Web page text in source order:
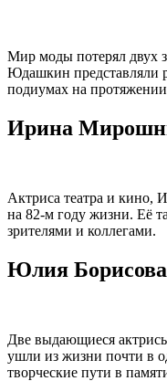
Мир моды потерял двух
Юдашкин представляли
подиумах на протяжении
Ирина
Актриса театра и
на 82-м году жизни. Её
зрителями и коллегами.
Юлия Борисова
Две выдающиеся
ушли из жизни почти в
творческие пути в